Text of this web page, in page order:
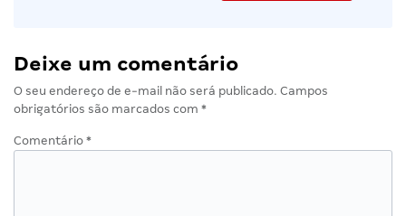
Deixe um comentário
O seu endereço de e-mail não será publicado. Campos
obrigatórios são marcados com *
Comentário *